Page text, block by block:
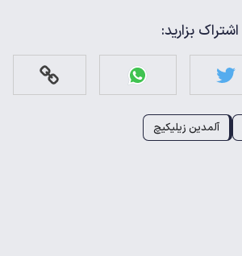
بزارید:
آلمدین زیلیکیچ